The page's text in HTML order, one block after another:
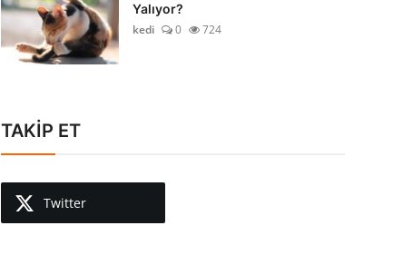
Yalıyor?
kedi
0 724
TAKİP ET
Twitter